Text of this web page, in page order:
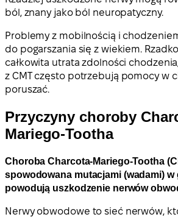
ból, znany jako ból neuropatyczny.
Problemy z mobilnością i
do pogarszania się z wiekiem.
całkowita utrata zdolności
z CMT często potrzebują pomocy w
poruszać.
Przyczyny choroby
Mariego-Tootha
Choroba Charcota-Mariego-Tootha
spowodowana mutacjami (wadami) w
powodują uszkodzenie nerwów
Nerwy obwodowe to sieć nerwów,